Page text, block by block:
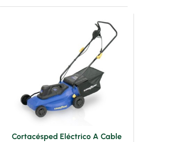
Cortacésped Eléctrico A Cable